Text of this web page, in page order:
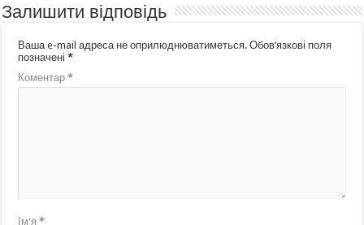
Залишити відповідь
Ваша e-mail адреса не оприлюднюватиметься. Обов’язкові поля
позначені*
Коментар*
Ім'я*